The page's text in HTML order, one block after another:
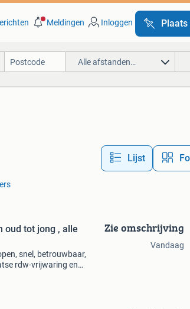
Meldingen Inloggen
Alle afstanden…
Lijst
oud tot jong , alle
snel, betrouwbaar,
rdw-vrijwaring en
Zie omschrijving
Vandaag